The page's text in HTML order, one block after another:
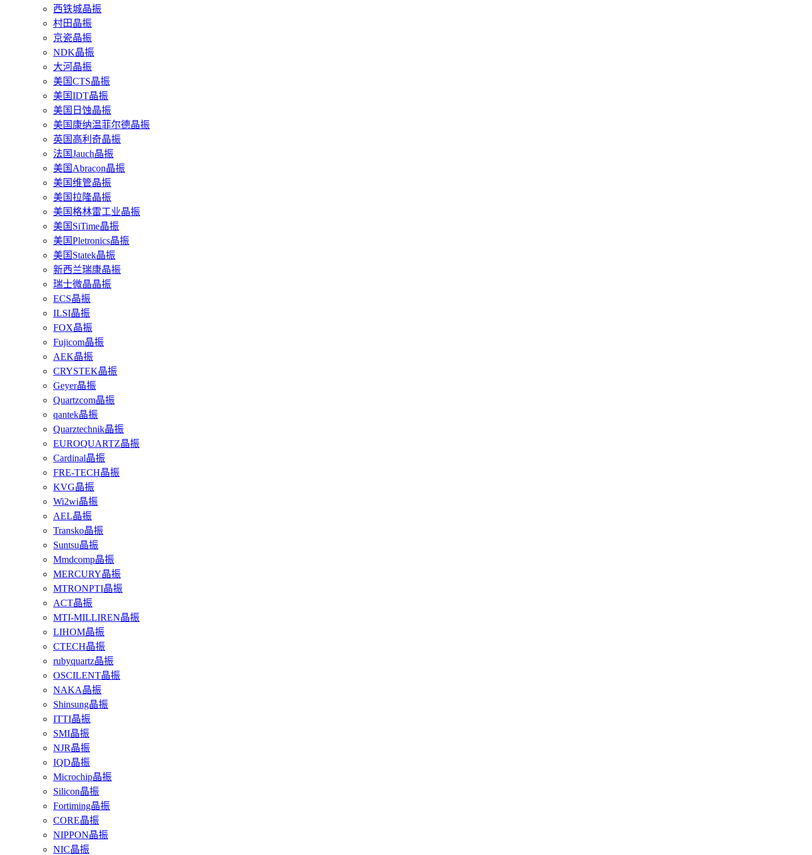
西铁城晶振
村田晶振
京瓷晶振
NDK晶振
大河晶振
美国CTS晶振
美国IDT晶振
美国日蚀晶振
美国康纳温菲尔德晶振
英国高利奇晶振
法国Jauch晶振
美国Abracon晶振
美国维管晶振
美国拉隆晶振
美国格林雷工业晶振
美国SiTime晶振
美国Pletronics晶振
美国Statek晶振
新西兰瑞康晶振
瑞士微晶晶振
ECS晶振
ILSI晶振
FOX晶振
Fujicom晶振
AEK晶振
CRYSTEK晶振
Geyer晶振
Quartzcom晶振
qantek晶振
Quarztechnik晶振
EUROQUARTZ晶振
Cardinal晶振
FRE-TECH晶振
KVG晶振
Wi2wi晶振
AEL晶振
Transko晶振
Suntsu晶振
Mmdcomp晶振
MERCURY晶振
MTRONPTI晶振
ACT晶振
MTI-MILLIREN晶振
LIHOM晶振
CTECH晶振
rubyquartz晶振
OSCILENT晶振
NAKA晶振
Shinsung晶振
ITTI晶振
SMI晶振
NJR晶振
IQD晶振
Microchip晶振
Silicon晶振
Fortiming晶振
CORE晶振
NIPPON晶振
NIC晶振